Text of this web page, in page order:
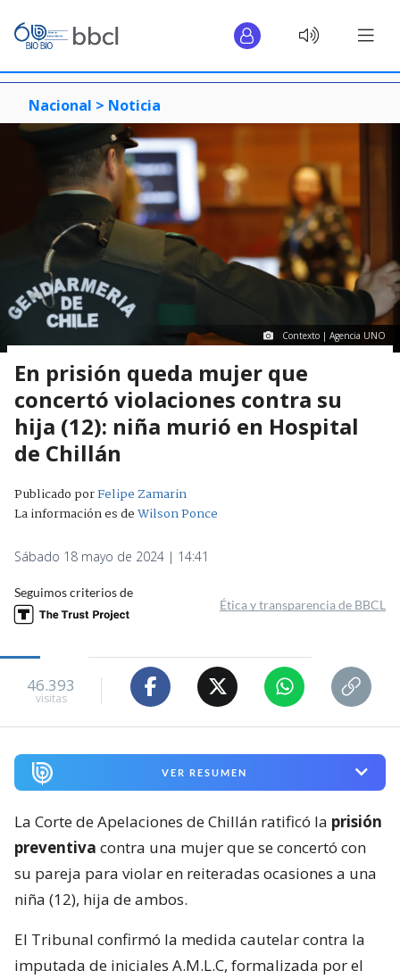
Nacional > Noticia
Contexto | Agencia UNO
En prisión queda mujer que
concertó violaciones contra su
hija (12): niña murió en Hospital
de Chillán
Publicado porFelipe Zamarin
La información es deWilson Ponce
Sábado 18 mayo de 2024 | 14:41
Seguimos criterios de
Ética y transparencia de BBCL
46.393
visitas
VER RESUMEN
La Corte de Apelaciones de Chillán ratificó la prisión
preventiva contra una mujer que se concertó con
su pareja para violar en reiteradas ocasiones a una
niña (12), hija de ambos.
El Tribunal confirmó la medida cautelar contra la
imputada de iniciales A.M.L.C, formalizada por el